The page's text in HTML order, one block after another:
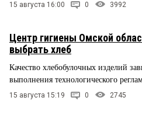
15 августа 16:00 0 3992
Центр гигиены Омской
выбрать хлеб
Качество хлебобулочных изделий
выполнения технологического
15 августа 15:19 0 2745